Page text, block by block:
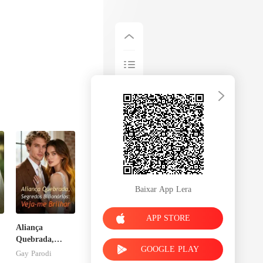
Aliança
Quebrada,
Segredos
Gay Parodi
Baixar App Lera
APP STORE
GOOGLE PLAY